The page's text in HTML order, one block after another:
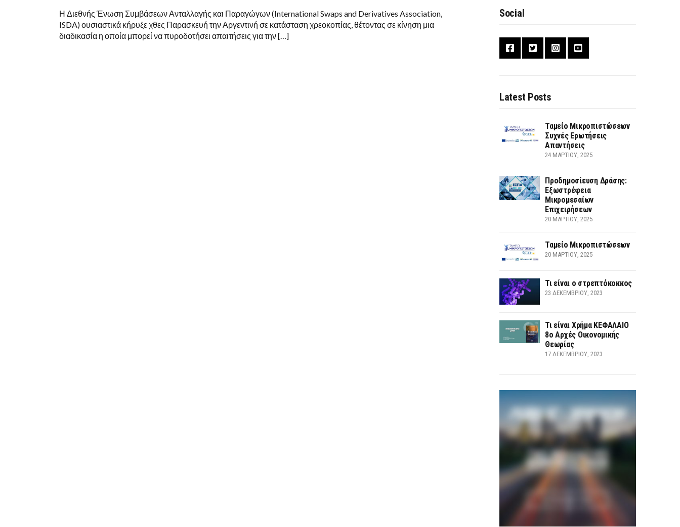
Η Διεθνής Ένωση Συμβάσεων Ανταλλαγής και Παραγώγων (International Swaps and Derivatives Association,
ISDA) ουσιαστικά κήρυξε χθες Παρασκευή την Αργεντινή σε κατάσταση χρεοκοπίας, θέτοντας σε κίνηση μια
διαδικασία η οποία μπορεί να πυροδοτήσει απαιτήσεις για την […]
Social
Latest Posts
Ταμείο Μικροπιστώσεων
Συχνές Ερωτήσεις
Απαντήσεις
24 ΜΑΡΤΊΟΥ, 2025
Προδημοσίευση Δράσης:
Εξωστρέφεια
Μικρομεσαίων
Επιχειρήσεων
20 ΜΑΡΤΊΟΥ, 2025
Ταμείο Μικροπιστώσεων
20 ΜΑΡΤΊΟΥ, 2025
Τι είναι ο στρεπτόκοκκος
23 ΔΕΚΕΜΒΡΊΟΥ, 2023
Τι είναι Χρήμα ΚΕΦΑΛΑΙΟ
8ο Αρχές Οικονομικής
Θεωρίας
17 ΔΕΚΕΜΒΡΊΟΥ, 2023